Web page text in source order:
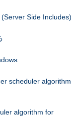
Side Includes)
scheduler algorithm
algorithm for